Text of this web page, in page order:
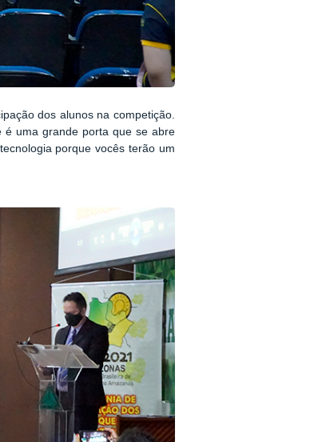
dos alunos na competição.
é uma grande porta que se abre
porque vocês terão um